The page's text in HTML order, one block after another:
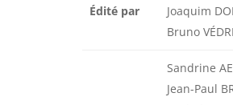
Édité par
Joaquim
Bruno
Sandrine
Jean-Paul